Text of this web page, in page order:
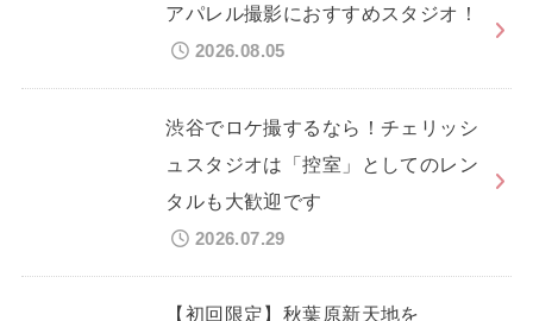
アパレル撮影におすすめスタジオ！
2026.08.05
渋谷でロケ撮するなら！チェリッシ
ュスタジオは「控室」としてのレン
タルも大歓迎です
2026.07.29
【初回限定】秋葉原新天地を